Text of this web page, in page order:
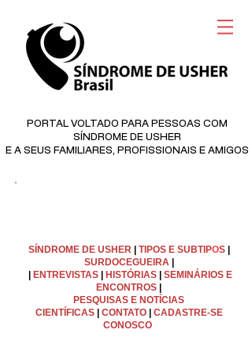
PORTAL VOLTADO PARA PESSOAS COM
SÍNDROME DE USHER
E A SEUS FAMILIARES, PROFISSIONAIS E AMIGOS
©
SÍNDROME DE USHER TIPOS E SUBTIPOS
SURDOCEGUEIRA
ENTREVISTAS HISTÓRIAS| SEMINÁRIOS E
ENCONTROS
PESQUISAS E NOTÍCIAS
CIENTÍFICAS
CONTATO
CADASTRE-SE
CONOSCO